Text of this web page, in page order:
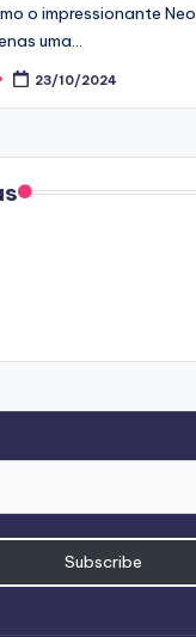
o impressionante
uma…
23/10/2024
Subscribe